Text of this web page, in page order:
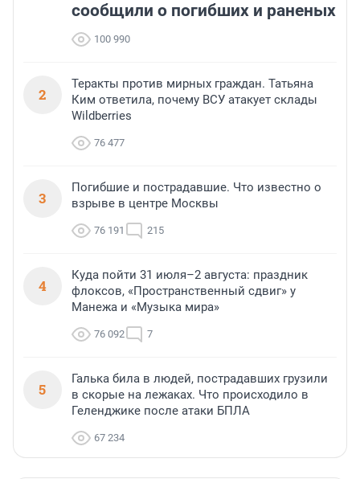
сообщили о погибших и раненых
100 990
2
Теракты против мирных граждан. Татьяна
Ким ответила, почему ВСУ атакует склады
Wildberries
76 477
3
Погибшие и пострадавшие. Что известно о
взрыве в центре Москвы
76 191 215
4
Куда пойти 31 июля–2 августа: праздник
флоксов, «Пространственный сдвиг» у
Манежа и «Музыка мира»
76 092 7
5
Галька била в людей, пострадавших грузили
в скорые на лежаках. Что происходило в
Геленджике после атаки БПЛА
67 234